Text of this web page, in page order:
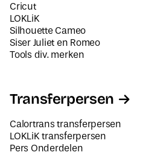
Cricut
LOKLiK
Silhouette Cameo
Siser Juliet en Romeo
Tools div. merken
Transferpersen
Calortrans transferpersen
LOKLiK transferpersen
Pers Onderdelen